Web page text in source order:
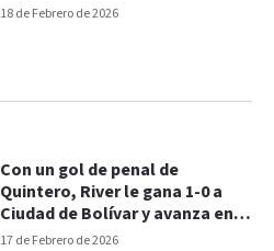
18 de Febrero de 2026
17 de Febrero de 2026
Con un gol de penal de
Quintero, River le gana 1-0 a
Ciudad de Bolívar y avanza en
la Copa Argentina